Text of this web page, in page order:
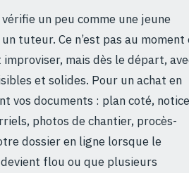
un peu comme une jeune
tuteur. Ce n’est pas au moment
mais dès le départ,
et solides. Pour un achat en
vos documents : plan coté,
photos de chantier, procès-
dossier en ligne lorsque le
flou ou que plusieurs